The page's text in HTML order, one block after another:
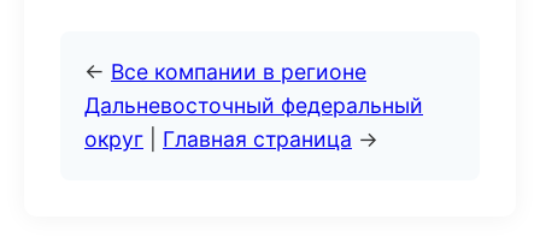
← Все компании в регионе
Дальневосточный федеральный
округ
Главная страница →